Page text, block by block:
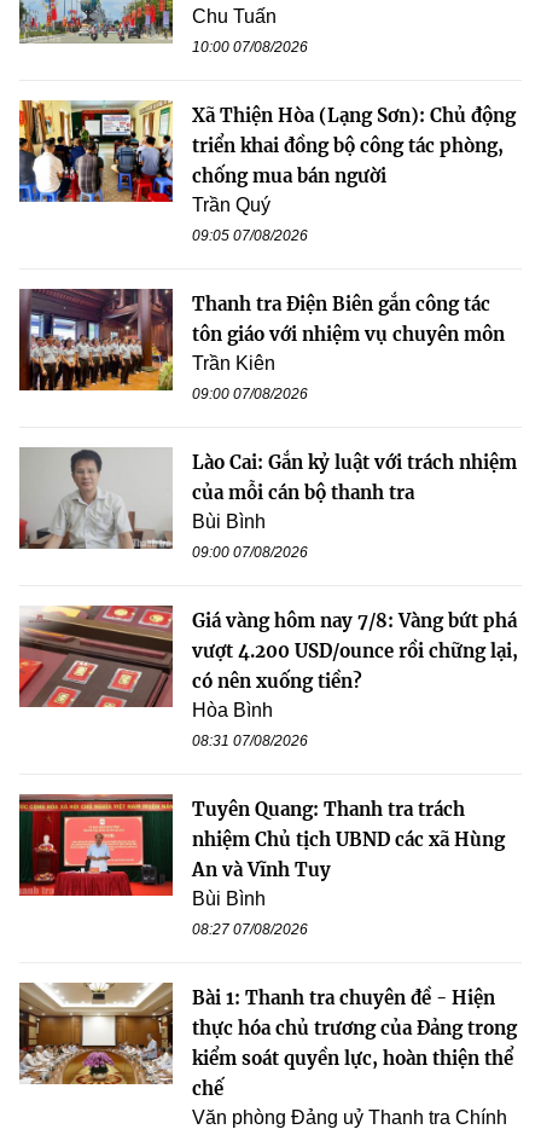
Chu Tuấn
10:00 07/08/2026
Xã Thiện Hòa (Lạng Sơn): Chủ động
triển khai đồng bộ công tác phòng,
chống mua bán người
Trần Quý
09:05 07/08/2026
Thanh tra Điện Biên gắn công tác
tôn giáo với nhiệm vụ chuyên môn
Trần Kiên
09:00 07/08/2026
Lào Cai: Gắn kỷ luật với trách nhiệm
của mỗi cán bộ thanh tra
Bùi Bình
09:00 07/08/2026
Giá vàng hôm nay 7/8: Vàng bứt phá
vượt 4.200 USD/ounce rồi chững lại,
có nên xuống tiền?
Hòa Bình
08:31 07/08/2026
Tuyên Quang: Thanh tra trách
nhiệm Chủ tịch UBND các xã Hùng
An và Vĩnh Tuy
Bùi Bình
08:27 07/08/2026
Bài 1: Thanh tra chuyên đề - Hiện
thực hóa chủ trương của Đảng trong
kiểm soát quyền lực, hoàn thiện thể
chế
Văn phòng Đảng uỷ Thanh tra Chính